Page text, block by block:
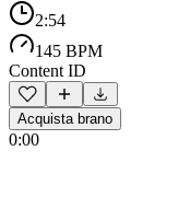
2:54
145 BPM
Content ID
Acquista brano
0:00